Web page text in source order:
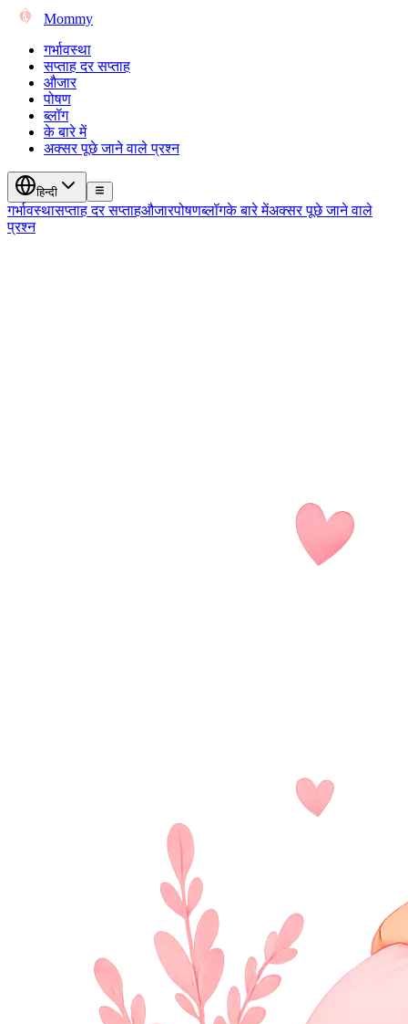
Mommy
गर्भावस्था
सप्ताह दर सप्ताह
औजार
पोषण
ब्लॉग
के बारे में
अक्सर पूछे जाने वाले प्रश्न
हिन्दी
गर्भावस्थासप्ताह दर सप्ताहऔजारपोषणब्लॉगके बारे मेंअक्सर पूछे जाने वाले
प्रश्न